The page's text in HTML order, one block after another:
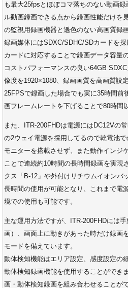
も最大25fpsとほぼコマ落ちのない動画
ル動画録画できる点から録画性能だけを
の監視用録画機器と遜色のない高画質録
録画媒体にはSDXC/SDHC/SDカードを
カードに対応することで録画データ容量
コストパフォーマンスの良い64GB
像度を1920×1080、録画画質を高画質設
25FPSで録画した場合でも実に35時間前
画フレームレートを下げることで80時間
また、ITR-200FHDは電源にはDC12Vの
の2ウェイ電源を採用してるので乾電池
モニターを搭載させず、また動作インジ
ことで連続約10時間の長時間録画を実現
クス「B-12」や外付けリチウムイオンバ
長時間の使用が可能となり、これまで電
境での使用も可能です。
主な運用方法ですが、ITR-200FHDには
画）、画面上に動きがあった時だけ録画
モードを備えています。
動体検知機能はエリア設定、感度設定の
動体検知録画機能を使用することができ
画・動体検知録画を組み合わせることが